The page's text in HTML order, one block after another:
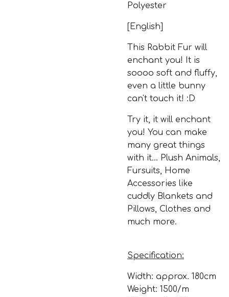
Polyester
[English]
This Rabbit Fur will
enchant you! It is
soooo soft and fluffy,
even a little bunny
can't touch it! :D
Try it, it will enchant
you! You can make
many great things
with it... Plush Animals,
Fursuits, Home
Accessories like
cuddly Blankets and
Pillows, Clothes and
much more.
Specification:
Width: approx. 180cm
Weight: 1500/m